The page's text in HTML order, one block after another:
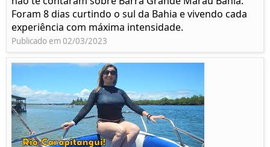
Foram 8 dias curtindo o sul da Bahia e vivendo cada
experiência com máxima intensidade.
Publicado em 02/03/2023